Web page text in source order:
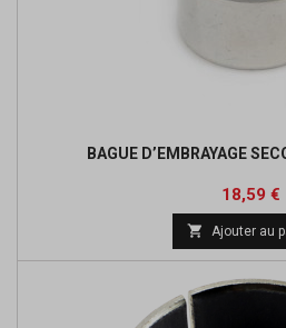
BAGUE D’EMBRAYAGE
Prix
18,59 €
 Ajouter au